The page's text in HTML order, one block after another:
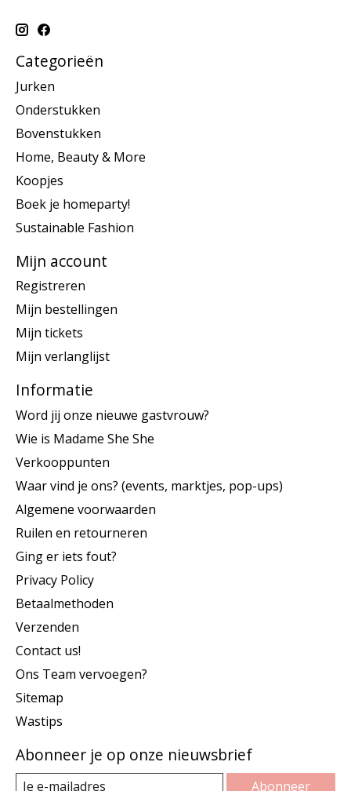
Categorieën
Jurken
Onderstukken
Bovenstukken
Home, Beauty & More
Koopjes
Boek je homeparty!
Sustainable Fashion
Mijn account
Registreren
Mijn bestellingen
Mijn tickets
Mijn verlanglijst
Informatie
Word jij onze nieuwe gastvrouw?
Wie is Madame She She
Verkooppunten
Waar vind je ons? (events, marktjes, pop-ups)
Algemene voorwaarden
Ruilen en retourneren
Ging er iets fout?
Privacy Policy
Betaalmethoden
Verzenden
Contact us!
Ons Team vervoegen?
Sitemap
Wastips
Abonneer je op onze nieuwsbrief
Abonneer